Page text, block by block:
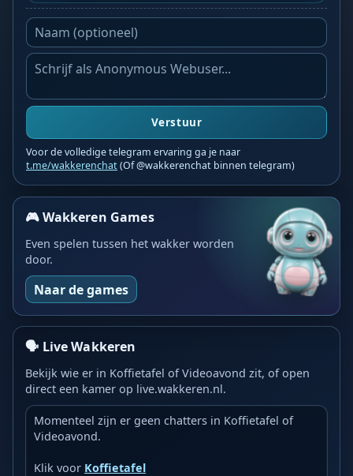
Verstuur
Voor de volledige telegram ervaring ga je naar
t.me/wakkerenchat(Of @wakkerenchat binnen telegram)
🎮 Wakkeren Games
Even spelen tussen het wakker worden
door.
Naar de games
🗣️ Live Wakkeren
Bekijk wie er in Koffietafel of Videoavond zit, of open
direct een kamer op live.wakkeren.nl.
Momenteel zijn er geen chatters in Koffietafel of
Videoavond.
Klik voor Koffietafel